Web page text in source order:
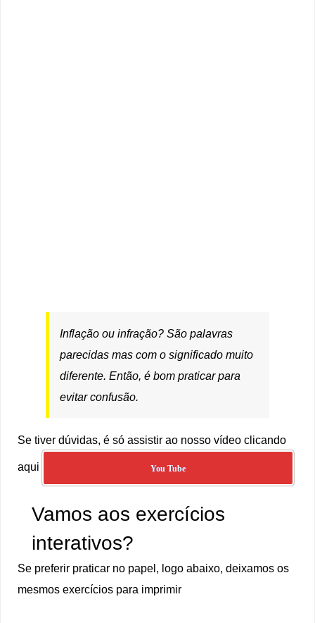
Inflação ou infração? São palavras
parecidas mas com o significado muito
diferente. Então, é bom praticar para
evitar confusão.
Se tiver dúvidas, é só assistir ao nosso vídeo clicando
aqui You Tube
Vamos aos exercícios
interativos?
Se preferir praticar no papel, logo abaixo, deixamos os
mesmos exercícios para imprimir